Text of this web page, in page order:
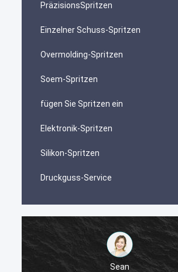
PräzisionsSpritzen
Einzelner Schuss-Spritzen
Overmolding-Spritzen
Soem-Spritzen
fügen Sie Spritzen ein
Elektronik-Spritzen
Silikon-Spritzen
Druckguss-Service
Sean